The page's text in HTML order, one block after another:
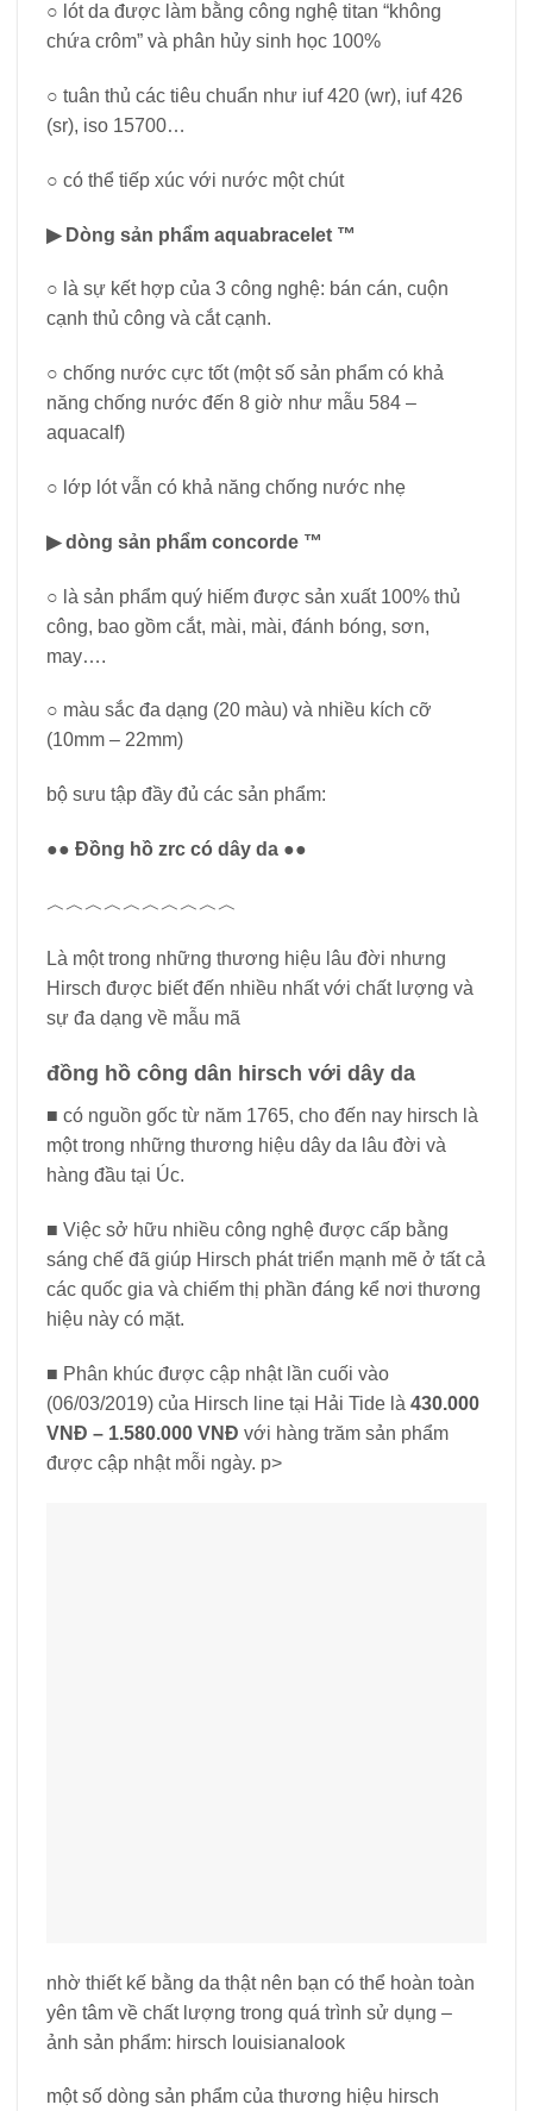
○ lót da được làm bằng công nghệ titan “không
chứa crôm” và phân hủy sinh học 100%
○ tuân thủ các tiêu chuẩn như iuf 420 (wr), iuf 426
(sr), iso 15700…
○ có thể tiếp xúc với nước một chút
▶ Dòng sản phẩm aquabracelet ™
○ là sự kết hợp của 3 công nghệ: bán cán, cuộn
cạnh thủ công và cắt cạnh.
○ chống nước cực tốt (một số sản phẩm có khả
năng chống nước đến 8 giờ như mẫu 584 –
aquacalf)
○ lớp lót vẫn có khả năng chống nước nhẹ
▶ dòng sản phẩm concorde ™
○ là sản phẩm quý hiếm được sản xuất 100% thủ
công, bao gồm cắt, mài, mài, đánh bóng, sơn,
may….
○ màu sắc đa dạng (20 màu) và nhiều kích cỡ
(10mm – 22mm)
bộ sưu tập đầy đủ các sản phẩm:
●● Đồng hồ zrc có dây da ●●
︿︿︿︿︿︿︿︿︿︿
Là một trong những thương hiệu lâu đời nhưng
Hirsch được biết đến nhiều nhất với chất lượng và
sự đa dạng về mẫu mã
đồng hồ công dân hirsch với dây da
■ có nguồn gốc từ năm 1765, cho đến nay hirsch là
một trong những thương hiệu dây da lâu đời và
hàng đầu tại Úc.
■ Việc sở hữu nhiều công nghệ được cấp bằng
sáng chế đã giúp Hirsch phát triển mạnh mẽ ở tất cả
các quốc gia và chiếm thị phần đáng kể nơi thương
hiệu này có mặt.
■ Phân khúc được cập nhật lần cuối vào
(06/03/2019) của Hirsch line tại Hải Tide là 430.000
VNĐ – 1.580.000 VNĐ với hàng trăm sản phẩm
được cập nhật mỗi ngày. p>
nhờ thiết kế bằng da thật nên bạn có thể hoàn toàn
yên tâm về chất lượng trong quá trình sử dụng –
ảnh sản phẩm: hirsch louisianalook
một số dòng sản phẩm của thương hiệu hirsch